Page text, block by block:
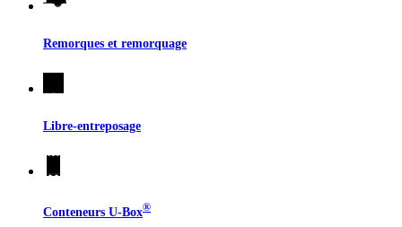
Remorques et remorquage
Libre-entreposage
Conteneurs U-Box®